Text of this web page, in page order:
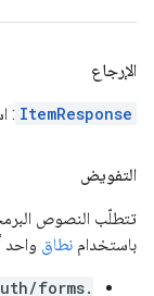
الإرجاع
ItemResponse
:
التفويض
تتطلّب النصوص
باستخدام نطاق واحد
forms.